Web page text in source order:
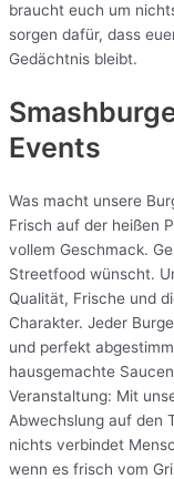
braucht euch um
sorgen dafür, dass
Gedächtnis bleibt.
Events
Was macht unsere
Frisch auf der heißen
vollem Geschmack.
Streetfood wünscht.
Qualität, Frische und
Charakter. Jeder
und perfekt
hausgemachte
Veranstaltung: Mit
Abwechslung auf den
nichts verbindet
wenn es frisch vom